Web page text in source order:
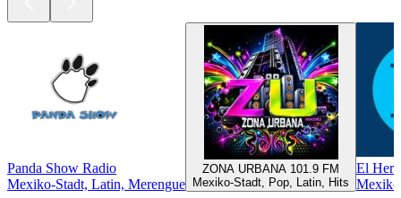
Panda Show Radio
Mexiko-Stadt, Latin, Merengue
ZONA URBANA 101.9 FM
Mexiko-Stadt, Pop, Latin, Hits
El